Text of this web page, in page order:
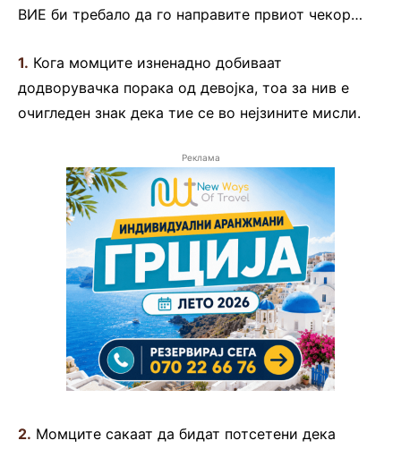
ВИЕ би требало да го направите првиот чекор…
1. Кога момците изненадно добиваат
додворувачка порака од девојка, тоа за нив е
очигледен знак дека тие се во нејзините мисли.
Реклама
2. Момците сакаат да бидат потсетени дека